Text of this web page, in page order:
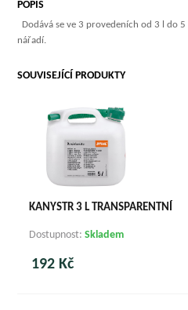
POPIS
Dodává se ve 3 provedeních od 3 l do
nářadí.
SOUVISEJÍCÍ PRODUKTY
KANYSTR 3 L TRANSPARENTNÍ
Dostupnost:Skladem
192 Kč